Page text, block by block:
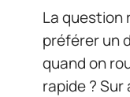
La question
préférer un
quand on
rapide ?